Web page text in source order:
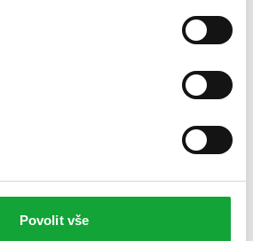
Povolit vše